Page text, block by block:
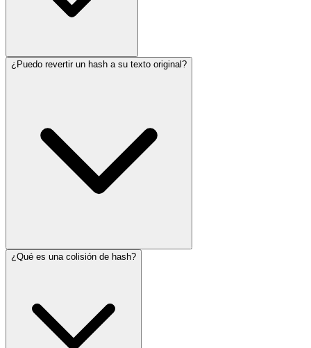
¿Puedo revertir un hash a su texto original?
¿Qué es una colisión de hash?